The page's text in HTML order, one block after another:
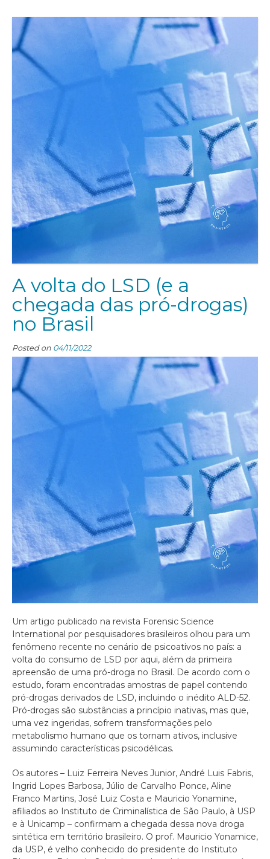
A volta do LSD (e a
chegada das pró-drogas)
no Brasil
Posted on 04/11/2022
Um artigo publicado na revista Forensic Science
International por pesquisadores brasileiros olhou para um
fenômeno recente no cenário de psicoativos no país: a
volta do consumo de LSD por aqui, além da primeira
apreensão de uma pró-droga no Brasil. De acordo com o
estudo, foram encontradas amostras de papel contendo
pró-drogas derivados de LSD, incluindo o inédito ALD-52.
Pró-drogas são substâncias a princípio inativas, mas que,
uma vez ingeridas, sofrem transformações pelo
metabolismo humano que os tornam ativos, inclusive
assumindo características psicodélicas.
Os autores – Luiz Ferreira Neves Junior, André Luis Fabris,
Ingrid Lopes Barbosa, Júlio de Carvalho Ponce, Aline
Franco Martins, José Luiz Costa e Mauricio Yonamine,
afiliados ao Instituto de Criminalística de São Paulo, à USP
e à Unicamp – confirmam a chegada dessa nova droga
sintética em território brasileiro. O prof. Mauricio Yonamice,
da USP, é velho conhecido do presidente do Instituto